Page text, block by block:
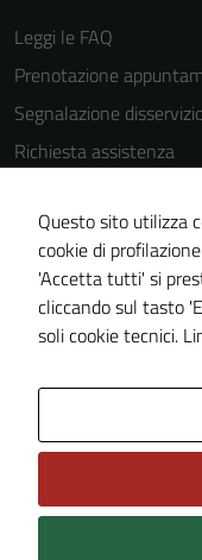
Leggi le FAQ
Prenotazione
Segnalazione
Richiesta assistenza
Informativa privacy
Cookie Policy
Note legali
Dichiarazione di
Piano di
Statistiche sito web
Technical
Questo sito utilizza
cookie di
'Accetta tutti' si
cliccando sul tasto
soli cookie tecnici.